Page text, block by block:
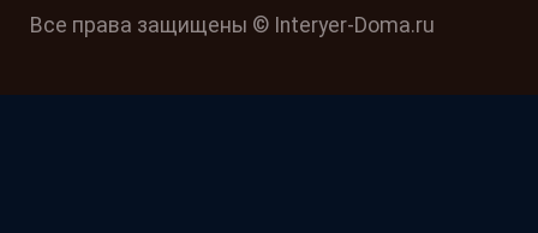
Все права защищены © Interyer-Doma.ru